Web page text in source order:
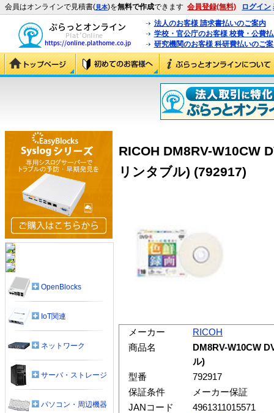
会員はオンラインで見積書(見本)を無料で作成できます 会員登録(無料) ログイン
法人のお客様 請求書払いのご案内
学校・官公庁のお客様 校費・公費
研究機関のお客様 科研費払いのご
RICOH DM8RV-W10CW
リンタブル) (792917)
メーカー
RICOH
商品名
DM8RV-W10CW
ル)
型番
792917
保証条件
メーカー保証
JANコード
4961311015571
OpenBlocks
IoT関連
ネットワーク
サーバ・ストレージ
パソコン・周辺機器